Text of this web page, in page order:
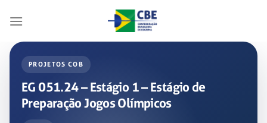
PROJETOS COB
EG 051.24 – Estágio 1 – Estágio de
Preparação Jogos Olímpicos